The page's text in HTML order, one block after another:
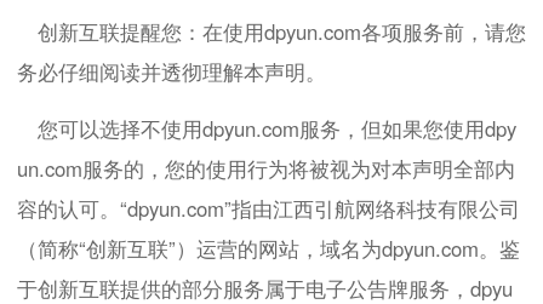
创新互联提醒您：在使用dpyun.com各项服务前，请您
务必仔细阅读并透彻理解本声明。
您可以选择不使用dpyun.com服务，但如果您使用dpy
un.com服务的，您的使用行为将被视为对本声明全部内
容的认可。“dpyun.com”指由江西引航网络科技有限公司
（简称“创新互联”）运营的网站，域名为dpyun.com。鉴
于创新互联提供的部分服务属于电子公告牌服务，dpyu